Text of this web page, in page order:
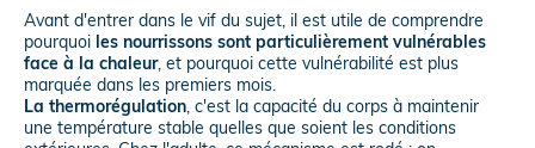
Avant d'entrer dans le vif du sujet, il est utile de comprendre
pourquoi les nourrissons sont particulièrement vulnérables
face à la chaleur, et pourquoi cette vulnérabilité est plus
marquée dans les premiers mois.
La thermorégulation, c'est la capacité du corps à maintenir
une température stable quelles que soient les conditions